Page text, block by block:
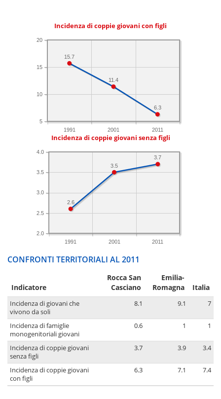
Incidenza di coppie giovani con figli
1991 2001 2011
5
10
15
20
6.3
11.4
15.7
Incidenza di coppie giovani senza figli
1991 2001 2011
2.0
2.5
3.0
3.5
4.0
3.7
3.5
2.6
CONFRONTI TERRITORIALI AL 2011
Indicatore
Rocca San
Casciano
Emilia-
Romagna
Italia
Incidenza di giovani che
vivono da soli
8.1 9.1 7
Incidenza di famiglie
monogenitoriali giovani
0.6 1 1
Incidenza di coppie giovani
senza figli
3.7 3.9 3.4
Incidenza di coppie giovani
con figli
6.3 7.1 7.4